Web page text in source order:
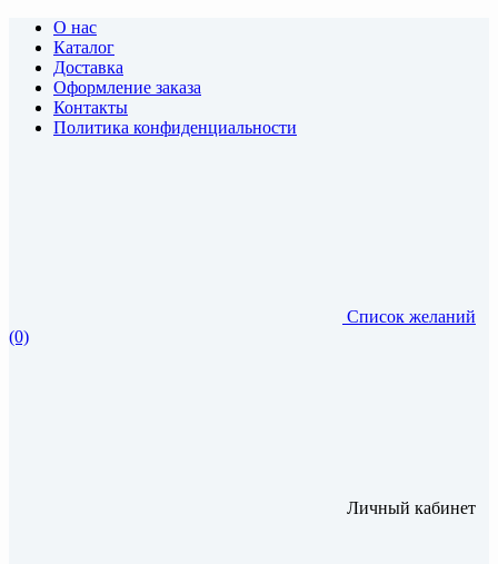
О нас
Каталог
Доставка
Оформление заказа
Контакты
Политика конфиденциальности
Список желаний
(0)
Личный кабинет